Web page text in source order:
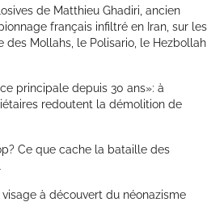
de Matthieu Ghadiri, ancien
français infiltré en Iran, sur les
des Mollahs, le Polisario, le Hezbollah
principale depuis 30 ans»: à
redoutent la démolition de
Ce que cache la bataille des
à découvert du néonazisme